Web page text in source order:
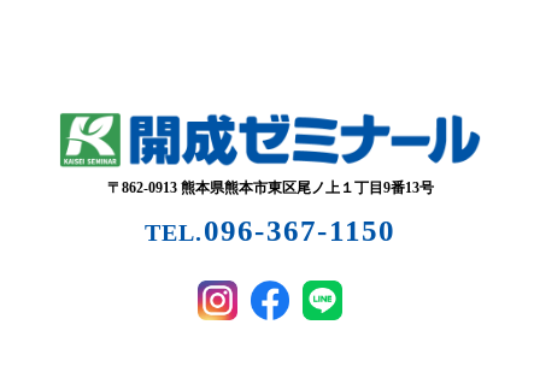
〒862-0913 熊本県熊本市東区尾ノ上１丁目9番13号
TEL.096-367-1150